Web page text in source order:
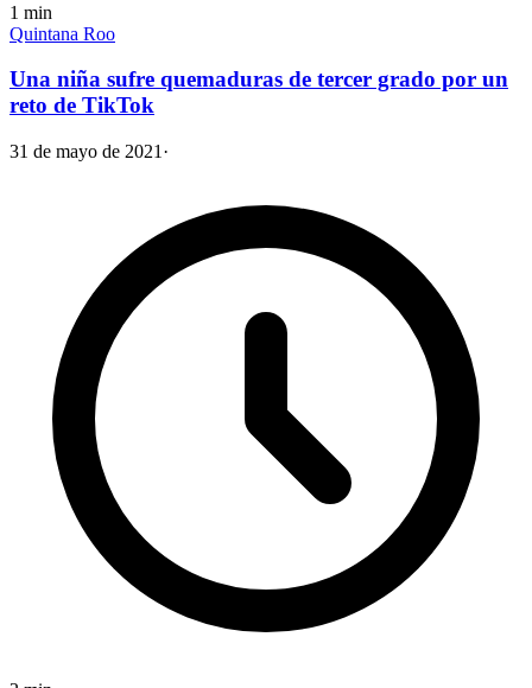
1 min
Quintana Roo
Una niña sufre quemaduras de tercer grado por un
reto de TikTok
31 de mayo de 2021 ·